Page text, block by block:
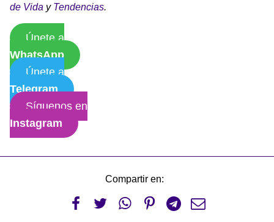
de Vida y Tendencias.
Únete a
WhatsApp
Únete a
Telegram
Síguenos en
Instagram
Compartir en:
     